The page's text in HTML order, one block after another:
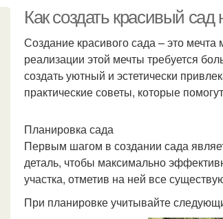
Как создать красивый
Создание красивого сада – это мечта
реализации этой мечты требуется
создать уютный и эстетически
практические советы, которые
Планировка сада
Первым шагом в создании сада
деталь, чтобы максимально
участка, отметив на ней все
При планировке учитывайте